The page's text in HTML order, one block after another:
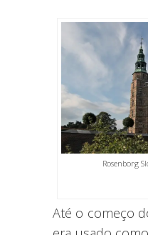
Rosenborg
Até o começo